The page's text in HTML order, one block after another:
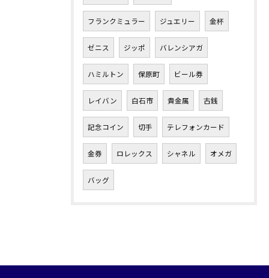
フランクミュラー ジュエリー 金杯
ゼニス ジッポ バレンシアガ
ハミルトン 保原町 ビール券
レイバン 白石市 貴金属 古銭
記念コイン 切手 テレフォンカード
金券 ロレックス シャネル オメガ
バッグ